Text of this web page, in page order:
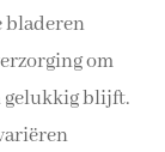
bladeren
om
gelukkig blijft.